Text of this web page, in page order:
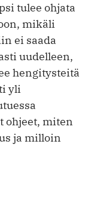
tulee ohjata
mikäli
ei saada
uudelleen,
hengitysteitä
yli
ohjeet, miten
ja milloin